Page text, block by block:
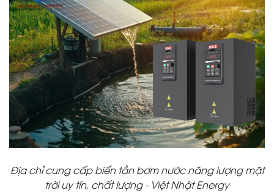
Địa chỉ cung cấp biến tần bơm nước năng lượng mặt
trời uy tín, chất lượng - Việt Nhật Energy